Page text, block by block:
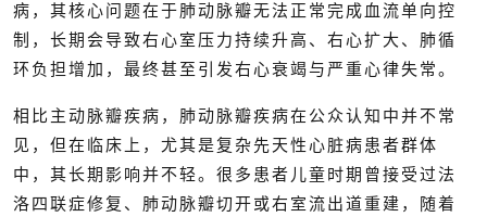
病，其核心问题在于肺动脉瓣无法正常完成血流单向控
制，长期会导致右心室压力持续升高、右心扩大、肺循
环负担增加，最终甚至引发右心衰竭与严重心律失常。
相比主动脉瓣疾病，肺动脉瓣疾病在公众认知中并不常
见，但在临床上，尤其是复杂先天性心脏病患者群体
中，其长期影响并不轻。很多患者儿童时期曾接受过法
洛四联症修复、肺动脉瓣切开或右室流出道重建，随着